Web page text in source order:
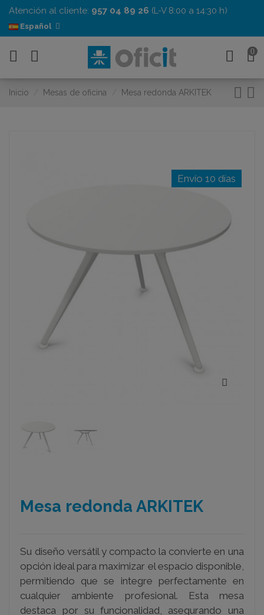
Atención al cliente: 957 04 89 26 (L-V 8:00 a 14:30 h)
Español
0
Inicio Mesas de oficina Mesa redonda ARKITEK
Envío 10 días
Mesa redonda ARKITEK
Su diseño versátil y compacto la convierte en una
opción ideal para maximizar el espacio disponible,
permitiendo que se integre perfectamente en
cualquier ambiente profesional. Esta mesa
destaca por su funcionalidad, asegurando una